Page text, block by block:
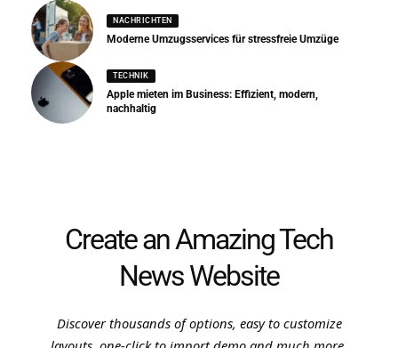
NACHRICHTEN
Moderne Umzugsservices für stressfreie Umzüge
TECHNIK
Apple mieten im Business: Effizient, modern,
nachhaltig
Create an Amazing Tech
News Website
Discover thousands of options, easy to customize